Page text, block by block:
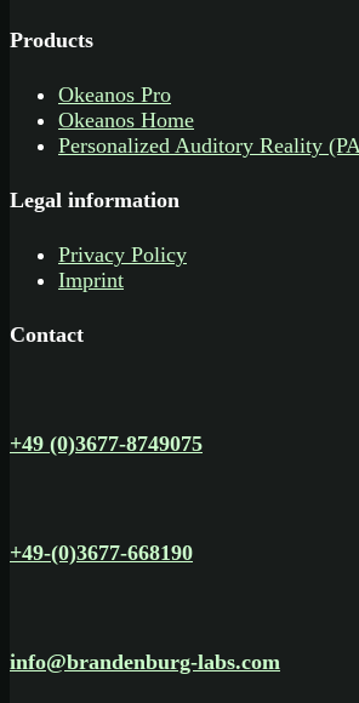
Products
Okeanos Pro
Okeanos Home
Personalized Auditory Reality
Legal information
Privacy Policy
Imprint
Contact
+49 (0)3677-8749075
+49-(0)3677-668190
info@brandenburg-labs.com